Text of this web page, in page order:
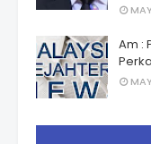
Am :